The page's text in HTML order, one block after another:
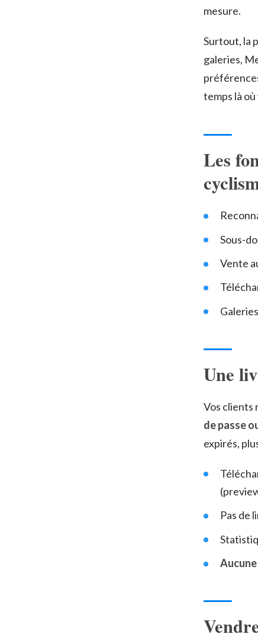
mesure.
Surtout, la
galeries,
temps là
Les
Sous-
Vente
Une
Vos clients
de passe
expirés,
Pas de